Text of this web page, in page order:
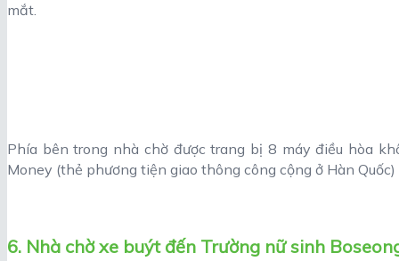
mắt.
Phía bên trong nhà chờ được trang bị 8 máy điều hòa
Money (thẻ phương tiện giao thông công cộng ở Hàn Quốc)
6. Nhà chờ xe buýt đến Trường nữ sinh